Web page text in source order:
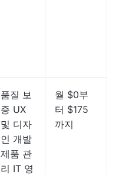
품질 보
증 UX
및 디자
인 개발
제품 관
리 IT 영
월 $0부
터 $175
까지